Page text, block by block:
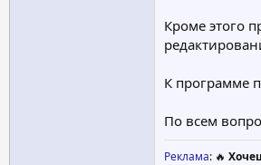
Кроме этого
К программе
По всем
Реклама: 🔥